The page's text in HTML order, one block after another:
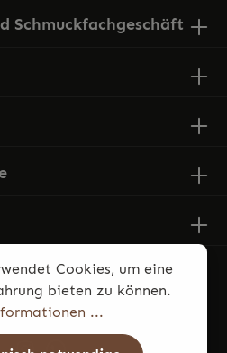
Schmuckfachgeschäft
Cookies, um eine
bieten zu können.
...